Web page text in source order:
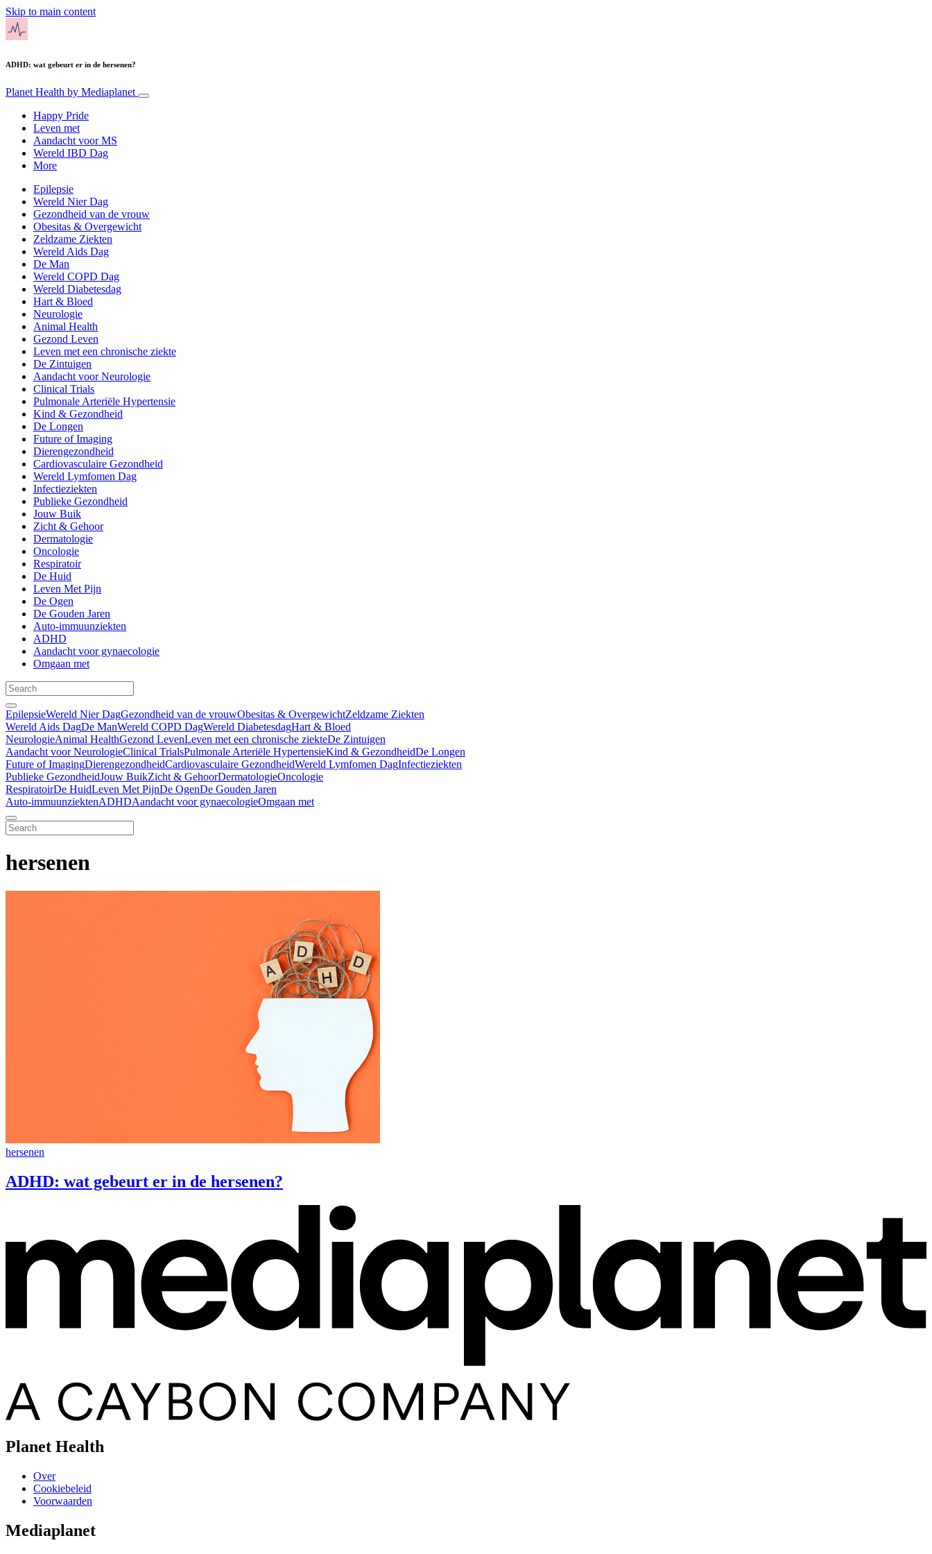
Skip to main content
ADHD: wat gebeurt er in de hersenen?
Planet Health by Mediaplanet
Happy Pride
Leven met
Aandacht voor MS
Wereld IBD Dag
More
Epilepsie
Wereld Nier Dag
Gezondheid van de vrouw
Obesitas & Overgewicht
Zeldzame Ziekten
Wereld Aids Dag
De Man
Wereld COPD Dag
Wereld Diabetesdag
Hart & Bloed
Neurologie
Animal Health
Gezond Leven
Leven met een chronische ziekte
De Zintuigen
Aandacht voor Neurologie
Clinical Trials
Pulmonale Arteriële Hypertensie
Kind & Gezondheid
De Longen
Future of Imaging
Dierengezondheid
Cardiovasculaire Gezondheid
Wereld Lymfomen Dag
Infectieziekten
Publieke Gezondheid
Jouw Buik
Zicht & Gehoor
Dermatologie
Oncologie
Respiratoir
De Huid
Leven Met Pijn
De Ogen
De Gouden Jaren
Auto-immuunziekten
ADHD
Aandacht voor gynaecologie
Omgaan met
EpilepsieWereld Nier DagGezondheid van de vrouwObesitas & OvergewichtZeldzame Ziekten
Wereld Aids DagDe ManWereld COPD DagWereld DiabetesdagHart & Bloed
NeurologieAnimal HealthGezond LevenLeven met een chronische ziekteDe Zintuigen
Aandacht voor NeurologieClinical TrialsPulmonale Arteriële HypertensieKind & GezondheidDe Longen
Future of ImagingDierengezondheidCardiovasculaire GezondheidWereld Lymfomen DagInfectieziekten
Publieke GezondheidJouw BuikZicht & GehoorDermatologieOncologie
RespiratoirDe HuidLeven Met PijnDe OgenDe Gouden Jaren
Auto-immuunziektenADHDAandacht voor gynaecologieOmgaan met
hersenen
hersenen
ADHD: wat gebeurt er in de hersenen?
Planet Health
Over
Cookiebeleid
Voorwaarden
Mediaplanet